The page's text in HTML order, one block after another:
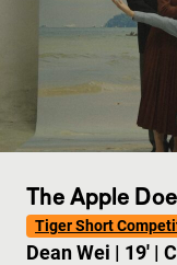
The Apple
Tiger Short
Dean Wei | 19' |